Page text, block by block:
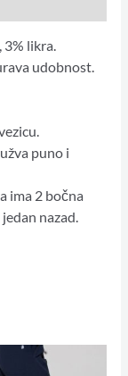
3% likra.
udobnost.
puno i
ima 2 bočna
nazad.